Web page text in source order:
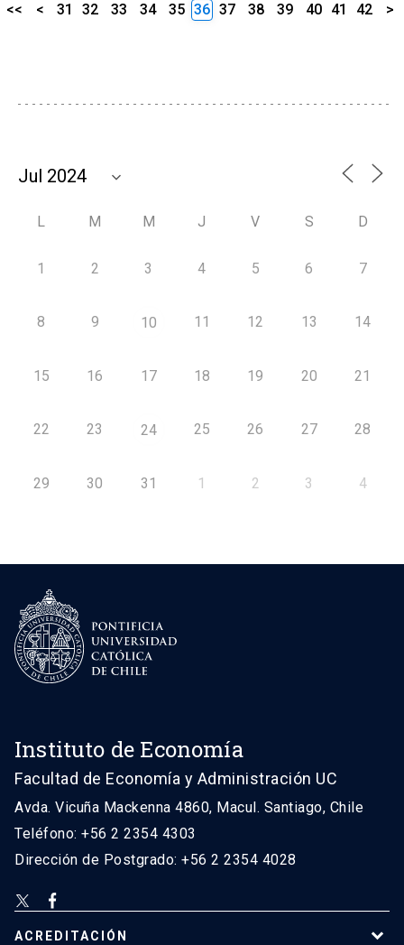
<< < 31 32 33 34 35 36 37 38 39 40 41 42 >
L M M J V S D
1 2 3 4 5 6 7
8 9 10 11 12 13 14
15 16 17 18 19 20 21
22 23 24 25 26 27 28
29 30 31 1 2 3 4
Instituto de Economía
Facultad de Economía y Administración UC
Avda. Vicuña Mackenna 4860, Macul. Santiago, Chile
Teléfono: +56 2 2354 4303
Dirección de Postgrado: +56 2 2354 4028
ACREDITACIÓN